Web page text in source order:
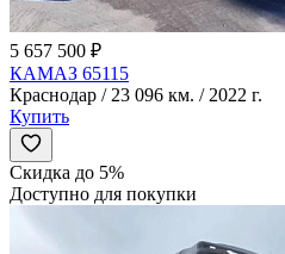
5 657 500 ₽
КАМАЗ 65115
Краснодар / 23 096 км. / 2022 г.
Купить
Скидка до 5%
Доступно для покупки